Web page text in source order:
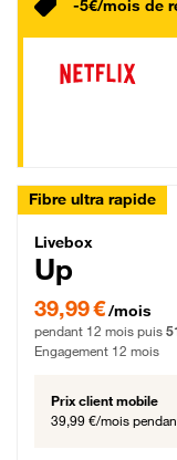
-5€/mois de
Fibre ultra rapide
Livebox Up
Livebox
Up
39,99 € par mois
39,99 €/mois
pendant 12 mois puis
Engagement 12 mois
Prix client mobile
39,99 €/mois